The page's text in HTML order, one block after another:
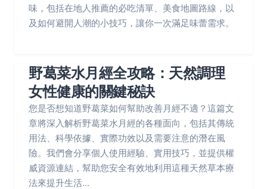
味，包括在地人推薦的必吃清單、美食地圖路線，以
及如何避開人潮的小技巧，讓你一次滿足味蕾需求。
野葛菜水月經全攻略：天然調理
女性健康的關鍵秘訣
您是否想知道野葛菜如何幫助改善月經不適？這篇文
章將深入解析野葛菜水月經的各種面向，包括其傳統
用法、科學依據、實際功效以及需要注意的潛在風
險。我們會分享個人使用經驗、實用技巧，並提供權
威資源連結，幫助您安全有效地利用這種天然草本療
法來提升生活...